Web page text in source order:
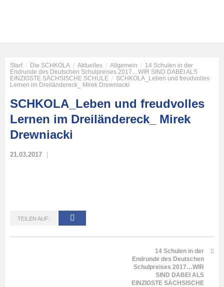
Start / Die SCHKOLA / Aktuelles / Allgemein / 14 Schulen in der
Endrunde des Deutschen Schulpreises 2017…WIR SIND DABEI ALS
EINZIGSTE SÄCHSISCHE SCHULE / SCHKOLA_Leben und freudvolles
Lernen im Dreiländereck_ Mirek Drewniacki
SCHKOLA_Leben und freudvolles
Lernen im Dreiländereck_ Mirek
Drewniacki
21.03.2017
TEILEN AUF:
14 Schulen in der
Endrunde des Deutschen
Schulpreises 2017…WIR
SIND DABEI ALS
EINZIGSTE SÄCHSISCHE